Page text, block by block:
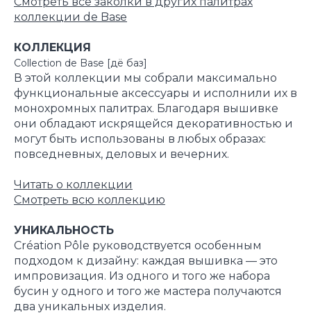
коллекции de Base
КОЛЛЕКЦИЯ
Collection de Base [дё баз]
В этой коллекции мы собрали максимально
функциональные аксессуары и исполнили их в
монохромных палитрах. Благодаря вышивке
они обладают искрящейся декоративностью и
могут быть использованы в любых образах:
повседневных, деловых и вечерних.
Читать о коллекции
Смотреть всю коллекцию
УНИКАЛЬНОСТЬ
Création Pôle руководствуется особенным
подходом к дизайну: каждая вышивка — это
импровизация. Из одного и того же набора
бусин у одного и того же мастера получаются
два уникальных изделия.